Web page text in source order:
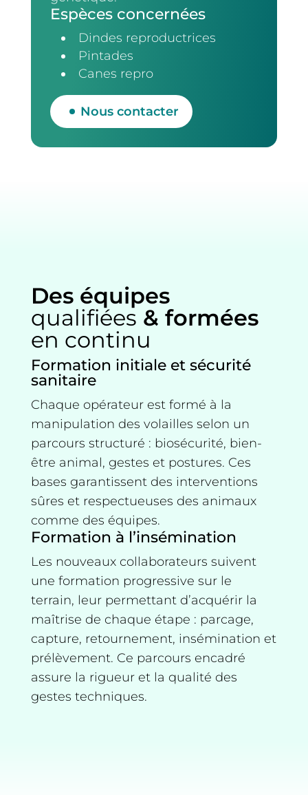
Espèces concernées
Dindes reproductrices
Pintades
Canes repro
Nous contacter
Des équipes
qualifiées & formées
en continu
Formation initiale et sécurité
sanitaire
Chaque opérateur est formé à la
manipulation des volailles selon un
parcours structuré : biosécurité, bien-
être animal, gestes et postures. Ces
bases garantissent des interventions
sûres et respectueuses des animaux
comme des équipes.
Formation à l’insémination
Les nouveaux collaborateurs suivent
une formation progressive sur le
terrain, leur permettant d’acquérir la
maîtrise de chaque étape : parcage,
capture, retournement, insémination et
prélèvement. Ce parcours encadré
assure la rigueur et la qualité des
gestes techniques.